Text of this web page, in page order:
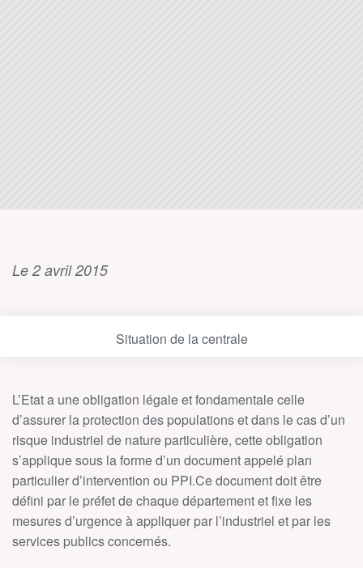
Le 2 avril 2015
Situation de la centrale
L’Etat a une obligation légale et fondamentale celle
d’assurer la protection des populations et dans le cas d’un
risque industriel de nature particulière, cette obligation
s’applique sous la forme d’un document appelé plan
particulier d’intervention ou PPI.Ce document doit être
défini par le préfet de chaque département et fixe les
mesures d’urgence à appliquer par l’industriel et par les
services publics concernés.